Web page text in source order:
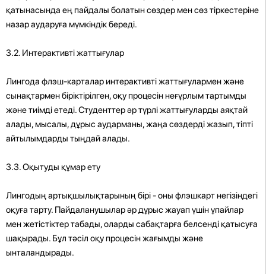
қатынасында ең пайдалы болатын сөздер мен сөз тіркестеріне
назар аударуға мүмкіндік береді.
3.2. Интерактивті жаттығулар
Лингода флэш-карталар интерактивті жаттығулармен және
сынақтармен біріктірілген, оқу процесін неғұрлым тартымды
және тиімді етеді. Студенттер әр түрлі жаттығуларды аяқтай
алады, мысалы, дұрыс аударманы, жаңа сөздерді жазып, тіпті
айтылымдарды тыңдай алады.
3.3. Оқытуды құмар ету
Лингодың артықшылықтарының бірі - оны флэшкарт негізіндегі
оқуға тарту. Пайдаланушылар әр дұрыс жауап үшін ұпайлар
мен жетістіктер табады, оларды сабақтарға белсенді қатысуға
шақырады. Бұл тәсіл оқу процесін жағымды және
ынталандырады.